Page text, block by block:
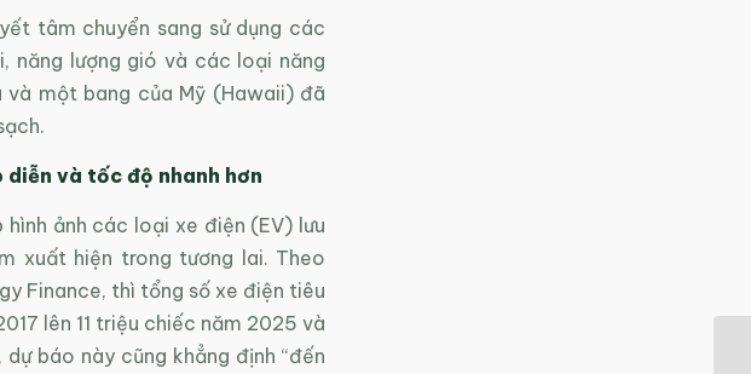
tâm chuyển sang sử dụng các
năng lượng gió và các loại năng
một bang của Mỹ (Hawaii) đã
và tốc độ nhanh hơn
ảnh các loại xe điện (EV) lưu
xuất hiện trong tương lai. Theo
Finance, thì tổng số xe điện tiêu
lên 11 triệu chiếc năm 2025 và
báo này cũng khẳng định “đến